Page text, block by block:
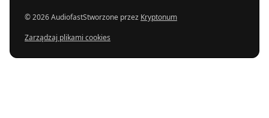
© 2026 AudiofastStworzone przez Kryptonum
Zarządzaj plikami cookies